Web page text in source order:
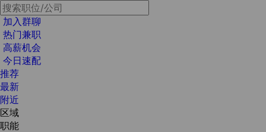
加入群聊
热门兼职
高薪机会
今日速配
推荐
最新
附近
区域
职能